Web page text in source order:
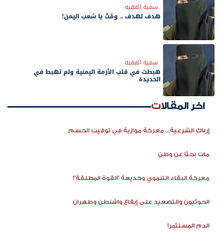
سمية الفقيه
هدف لهدف .. ومُتْ يا شعب اليمن!
سمية الفقيه
هبطت في قلب الأزمة اليمنية ولم تهبط في
الحديدة
اخر المقالات
إرباك الشرعية... معركة موازية في توقيت الحسم
مات بحثًا عن وطن
معركة البقاء التنموي وخديعة "القوة المطلقة"!
الحوثيون والتصعيد على إيقاع واشنطن وطهران
الدم المستثمر!